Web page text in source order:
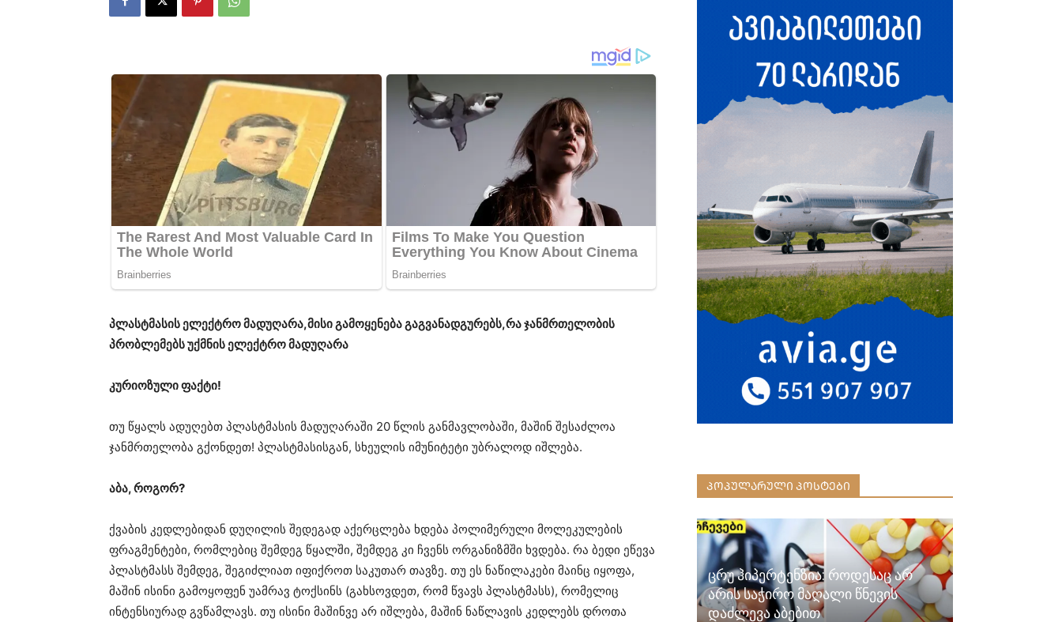
პლასტმასის ელექტრო მადუღარა,მისი გამოყენება გაგვანადგურებს,რა ჯანმრთელობის
პრობლემებს უქმნის ელექტრო მადუღარა
კურიოზული ფაქტი!
თუ წყალს ადუღებთ პლასტმასის მადუღარაში 20 წლის განმავლობაში, მაშინ შესაძლოა
ჯანმრთელობა გქონდეთ! პლასტმასისგან, სხეულის იმუნიტეტი უბრალოდ იშლება.
აბა, როგორ?
ქვაბის კედლებიდან დუღილის შედეგად აქერცლება ხდება პოლიმერული მოლეკულების
ფრაგმენტები, რომლებიც შემდეგ წყალში, შემდეგ კი ჩვენს ორგანიზმში ხვდება. რა ბედი ეწევა
პლასტმასს შემდეგ, შეგიძლიათ იფიქროთ საკუთარ თავზე. თუ ეს ნაწილაკები მაინც იყოფა,
მაშინ ისინი გამოყოფენ უამრავ ტოქსინს (გახსოვდეთ, რომ წვავს პლასტმასს), რომელიც
ინტენსიურად გვწამლავს. თუ ისინი მაშინვე არ იშლება, მაშინ ნაწლავის კედლებს დროთა
ᲞᲝᲞᲣᲚᲐᲠᲣᲚᲘ ᲞᲝᲡᲢᲔᲑᲘ
ცრუ ჰიპერტენზია: როდესაც არ
არის საჭირო მაღალი წნევის
დაძლევა აბებით